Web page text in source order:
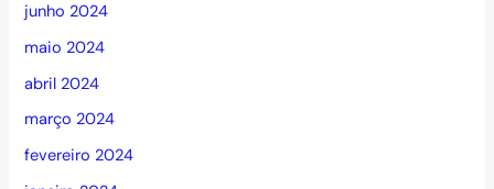
junho 2024
maio 2024
abril 2024
março 2024
fevereiro 2024